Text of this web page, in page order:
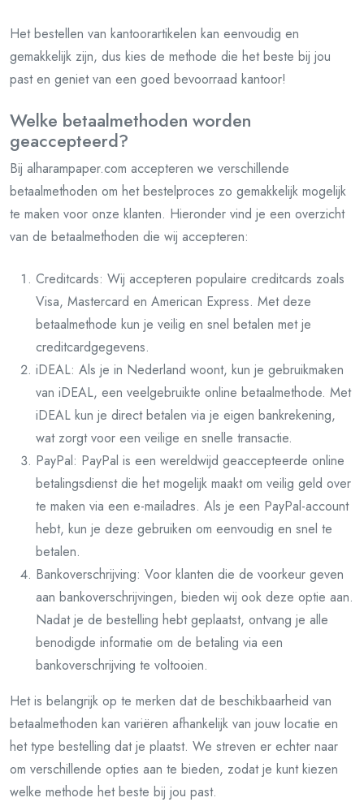
Het bestellen van kantoorartikelen kan eenvoudig en
gemakkelijk zijn, dus kies de methode die het beste bij jou
past en geniet van een goed bevoorraad kantoor!
Welke betaalmethoden worden
geaccepteerd?
Bij alharampaper.com accepteren we verschillende
betaalmethoden om het bestelproces zo gemakkelijk mogelijk
te maken voor onze klanten. Hieronder vind je een overzicht
van de betaalmethoden die wij accepteren:
Creditcards: Wij accepteren populaire creditcards zoals
Visa, Mastercard en American Express. Met deze
betaalmethode kun je veilig en snel betalen met je
creditcardgegevens.
iDEAL: Als je in Nederland woont, kun je gebruikmaken
van iDEAL, een veelgebruikte online betaalmethode. Met
iDEAL kun je direct betalen via je eigen bankrekening,
wat zorgt voor een veilige en snelle transactie.
PayPal: PayPal is een wereldwijd geaccepteerde online
betalingsdienst die het mogelijk maakt om veilig geld over
te maken via een e-mailadres. Als je een PayPal-account
hebt, kun je deze gebruiken om eenvoudig en snel te
betalen.
Bankoverschrijving: Voor klanten die de voorkeur geven
aan bankoverschrijvingen, bieden wij ook deze optie aan.
Nadat je de bestelling hebt geplaatst, ontvang je alle
benodigde informatie om de betaling via een
bankoverschrijving te voltooien.
Het is belangrijk op te merken dat de beschikbaarheid van
betaalmethoden kan variëren afhankelijk van jouw locatie en
het type bestelling dat je plaatst. We streven er echter naar
om verschillende opties aan te bieden, zodat je kunt kiezen
welke methode het beste bij jou past.